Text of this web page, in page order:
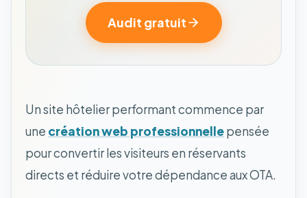
Audit gratuit
Un site hôtelier performant commence par
une création web professionnellepensée
pour convertir les visiteurs en réservants
directs et réduire votre dépendance aux OTA.